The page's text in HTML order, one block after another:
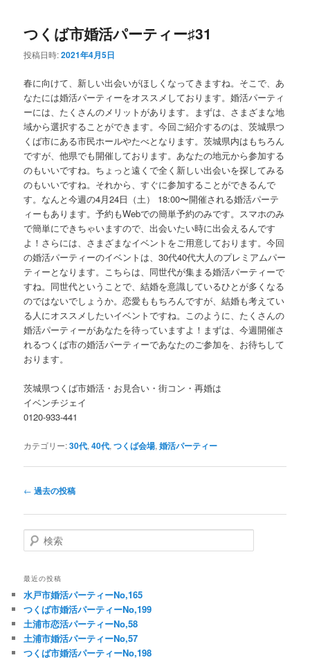
つくば市婚活パーティー♯31
投稿日時:2021年4月5日
春に向けて、新しい出会いがほしくなってきますね。そこで、あ
なたには婚活パーティーをオススメしております。婚活パーティ
ーには、たくさんのメリットがあります。まずは、さまざまな地
域から選択することができます。今回ご紹介するのは、茨城県つ
くば市にある市民ホールやたべとなります。茨城県内はもちろん
ですが、他県でも開催しております。あなたの地元から参加する
のもいいですね。ちょっと遠くで全く新しい出会いを探してみる
のもいいですね。それから、すぐに参加することができるんで
す。なんと今週の4月24日（土） 18:00〜開催される婚活パーテ
ィーもあります。予約もWebでの簡単予約のみです。スマホのみ
で簡単にできちゃいますので、出会いたい時に出会えるんです
よ！さらには、さまざまなイベントをご用意しております。今回
の婚活パーティーのイベントは、30代40代大人のプレミアムパー
ティーとなります。こちらは、同世代が集まる婚活パーティーで
すね。同世代ということで、結婚を意識しているひとが多くなる
のではないでしょうか。恋愛ももちろんですが、結婚も考えてい
る人にオススメしたいイベントですね。このように、たくさんの
婚活パーティーがあなたを待っていますよ！まずは、今週開催さ
れるつくば市の婚活パーティーであなたのご参加を、お待ちして
おります。
茨城県つくば市婚活・お見合い・街コン・再婚は
イベンチジェイ
0120-933-441
カテゴリー:30代,40代,つくば会場,婚活パーティー
投
ナ
ビ
ゲ
シ
ョ
ン
← 過去の投稿
検
索
最近の投稿
水戸市婚活パーティーNo,165
つくば市婚活パーティーNo,199
土浦市恋活パーティーNo,58
土浦市婚活パーティーNo,57
つくば市婚活パーティーNo,198